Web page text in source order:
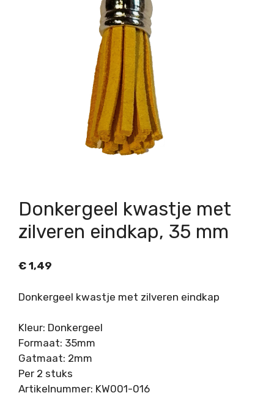
Donkergeel kwastje met
zilveren eindkap, 35 mm
€ 1,49
Donkergeel kwastje met zilveren eindkap
Kleur: Donkergeel
Formaat: 35mm
Gatmaat: 2mm
Per 2 stuks
Artikelnummer: KW001-016